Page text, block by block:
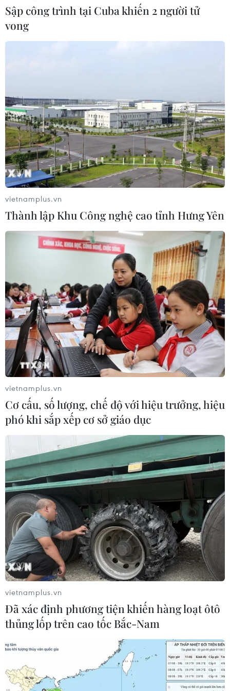
Tin cùng chuyên mục
Mỹ có đang chuẩn bị một chiến lược mới nhằm vào
07/08/2026 10:08
Sập công trình tại Cuba khiến 2 người tử
vong
vietnamplus.vn
Thành lập Khu Công nghệ cao tỉnh Hưng Yên
vietnamplus.vn
Cơ cấu, số lượng, chế độ với hiệu trưởng, hiệu
phó khi sắp xếp cơ sở giáo dục
vietnamplus.vn
Đã xác định phương tiện khiến hàng loạt ôtô
thủng lốp trên cao tốc Bắc-Nam